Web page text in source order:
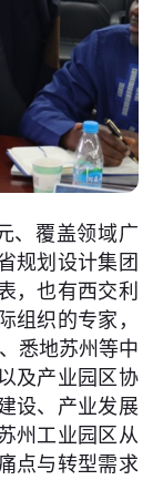
、覆盖领域广
规划设计集团
，也有西交利
组织的专家，
悉地苏州等中
及产业园区协
设、产业发展
州工业园区从
点与转型需求